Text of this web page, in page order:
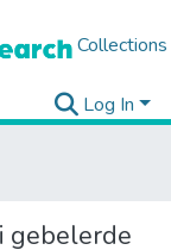
Collections
Log In
gebelerde